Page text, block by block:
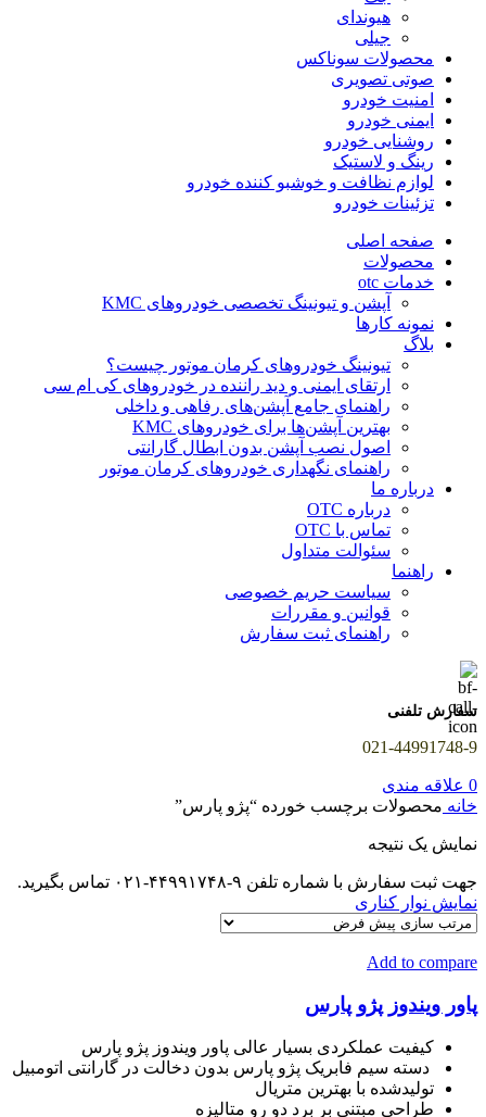
هیوندای
جیلی
محصولات سوناکس
صوتی تصویری
امنیت خودرو
ایمنی خودرو
روشنایی خودرو
رینگ و لاستیک
لوازم نظافت و خوشبو کننده خودرو
تزئینات خودرو
صفحه اصلی
محصولات
خدمات otc
آپشن و تیونینگ تخصصی خودروهای KMC
نمونه کارها
بلاگ
تیونینگ خودروهای کرمان موتور چیست؟
ارتقای ایمنی و دید راننده در خودروهای کی ام سی
راهنمای جامع آپشن‌های رفاهی و داخلی
بهترین آپشن‌ها برای خودروهای KMC
اصول نصب آپشن بدون ابطال گارانتی
راهنمای نگهداری خودروهای کرمان موتور
درباره ما
درباره OTC
تماس با OTC
سئوالت متداول
راهنما
سیاست حریم خصوصی
قوانین و مقررات
راهنمای ثبت سفارش
سفارش تلفنی
021-44991748-9
0 علاقه مندی
خانه محصولات برچسب خورده “پژو پارس”
نمایش یک نتیجه
جهت ثبت سفارش با شماره تلفن ۹-۴۴۹۹۱۷۴۸-۰۲۱ تماس بگیرید.
نمایش نوار کناری
Add to compare
پاور ویندوز پژو پارس
کیفیت عملکردی بسیار عالی پاور ویندوز پژو پارس
دسته سیم فابریک پژو پارس بدون دخالت در گارانتی اتومبیل
تولیدشده با بهترین متریال
طراحی مبتنی بر برد دو رو متالیزه